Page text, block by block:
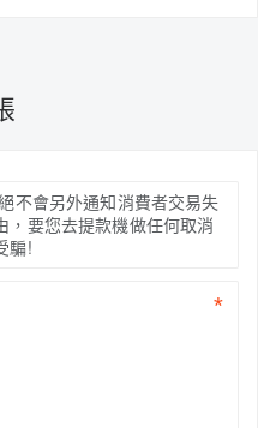
不會另外通知消費者交易失
，要您去提款機做任何取消
騙!